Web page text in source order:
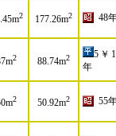
2 177.26m2 48
2 88.74m2
5￥1
年
2 50.92m2 55